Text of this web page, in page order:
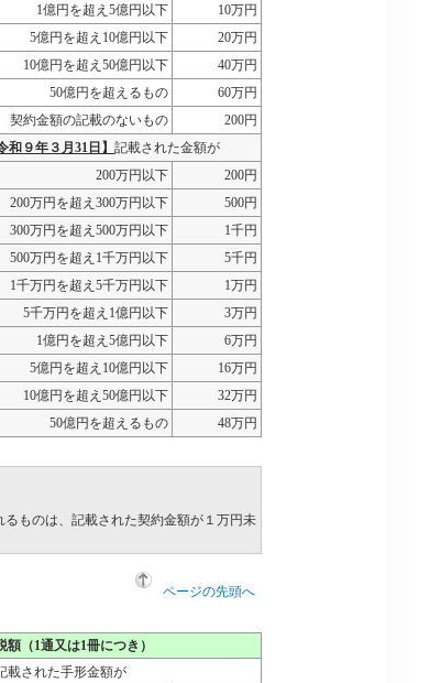
1億円を超え5億円以下
10万円
5億円を超え10億円以下
20万円
10億円を超え50億円以下
40万円
50億円を超えるもの
60万円
契約金額の記載のないもの
200円
和９年３月31日】記載された金額が
200万円以下
200円
200万円を超え300万円以下
500円
300万円を超え500万円以下
1千円
500万円を超え1千万円以下
5千円
1千万円を超え5千万円以下
1万円
5千万円を超え1億円以下
3万円
1億円を超え5億円以下
6万円
5億円を超え10億円以下
16万円
10億円を超え50億円以下
32万円
50億円を超えるもの
48万円
ものは、記載された契約金額が１万円未
ページの先頭へ
額（1通又は1冊につき）
載された手形金額が